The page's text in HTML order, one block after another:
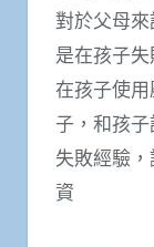
對於父母
是在孩子
在孩子使
子，和孩
失敗經驗
資